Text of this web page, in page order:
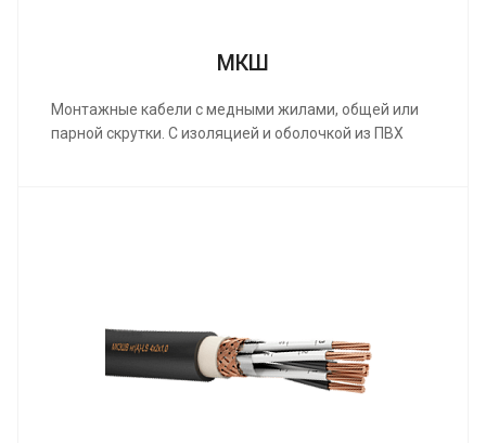
МКШ
Монтажные кабели с медными жилами, общей или
парной скрутки. С изоляцией и оболочкой из ПВХ